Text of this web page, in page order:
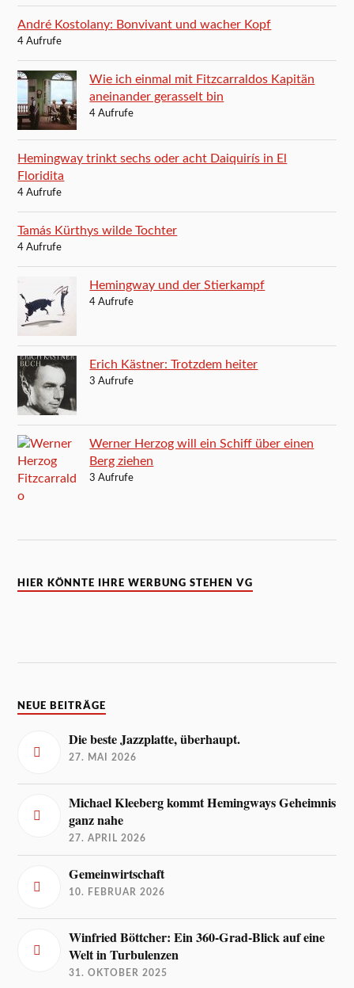
André Kostolany: Bonvivant und wacher Kopf
4 Aufrufe
Wie ich einmal mit Fitzcarraldos Kapitän
aneinander gerasselt bin
4 Aufrufe
Hemingway trinkt sechs oder acht Daiquirís in El
Floridita
4 Aufrufe
Tamás Kürthys wilde Tochter
4 Aufrufe
Hemingway und der Stierkampf
4 Aufrufe
Erich Kästner: Trotzdem heiter
3 Aufrufe
Werner Herzog will ein Schiff über einen
Berg ziehen
3 Aufrufe
HIER KÖNNTE IHRE WERBUNG STEHEN VG
NEUE BEITRÄGE
Die beste Jazzplatte, überhaupt.
27. MAI 2026
Michael Kleeberg kommt Hemingways Geheimnis
ganz nahe
27. APRIL 2026
Gemeinwirtschaft
10. FEBRUAR 2026
Winfried Böttcher: Ein 360-Grad-Blick auf eine
Welt in Turbulenzen
31. OKTOBER 2025